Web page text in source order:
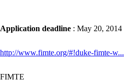
Application deadline : May 20, 2014
http://www.fimte.org/#!duke-fimte-w...
FIMTE